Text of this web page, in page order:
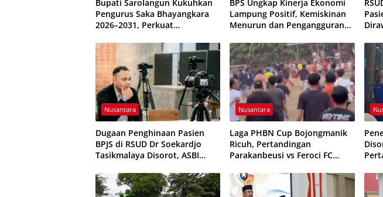
Bupati Sarolangun Kukuhkan
Pengurus Saka Bhayangkara
2026–2031, Perkuat
Muda
BPS Ungkap Kinerja Ekonomi
Lampung Positif, Kemiskinan
Menurun dan Pengangguran
Nusantara
Dugaan Penghinaan Pasien
BPJS di RSUD Dr Soekardjo
Tasikmalaya Disorot, ASBI
Etika Pelayanan
Nusantara
Laga PHBN Cup Bojongmanik
Ricuh, Pertandingan
Parakanbeusi vs Feroci FC